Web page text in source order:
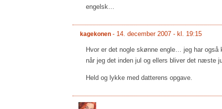
engelsk…
kagekonen - 14. december 2007 - kl. 19:15
Hvor er det nogle skønne engle… jeg har
når jeg det inden jul og ellers bliver det næste
Held og lykke med datterens opgave.